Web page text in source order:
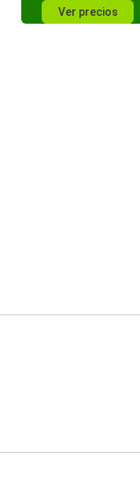
Ver precios